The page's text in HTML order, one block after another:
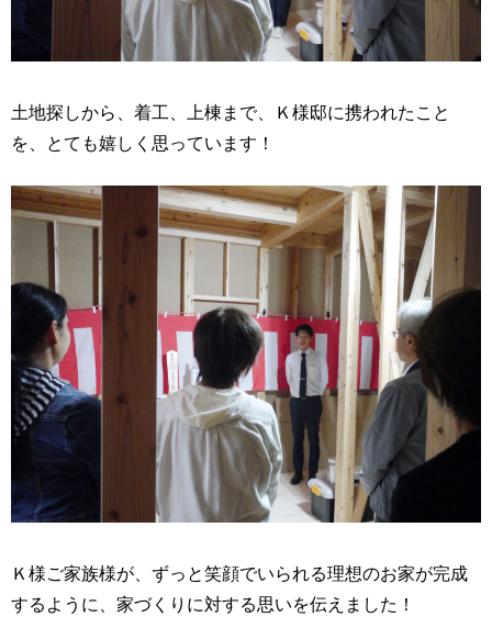
土地探しから、着工、上棟まで、Ｋ様邸に携われたこと
を、とても嬉しく思っています！
Ｋ様ご家族様が、ずっと笑顔でいられる理想のお家が完成
するように、家づくりに対する思いを伝えました！